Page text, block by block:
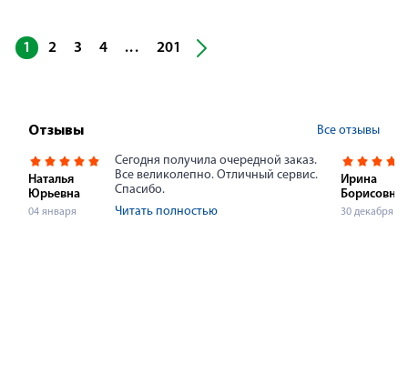
1 2 3 4 ... 201
Отзывы Все отзывы
Наталья
Юрьевна
04 января
Сегодня получила очередной заказ.
Все великолепно. Отличный сервис.
Спасибо.
Читать полностью
Ирина
Борисовна
30 декабря